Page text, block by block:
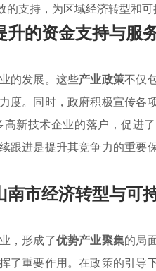
支持，为区域经济转型和可
的资金支持与服
的发展。这些产业政策不仅
度。同时，政府积极宣传各
新技术企业的落户，促进
跟进是提升其竞争力的重要
市经济转型与可
，形成了优势产业聚集的局
了重要作用。在政策的引导